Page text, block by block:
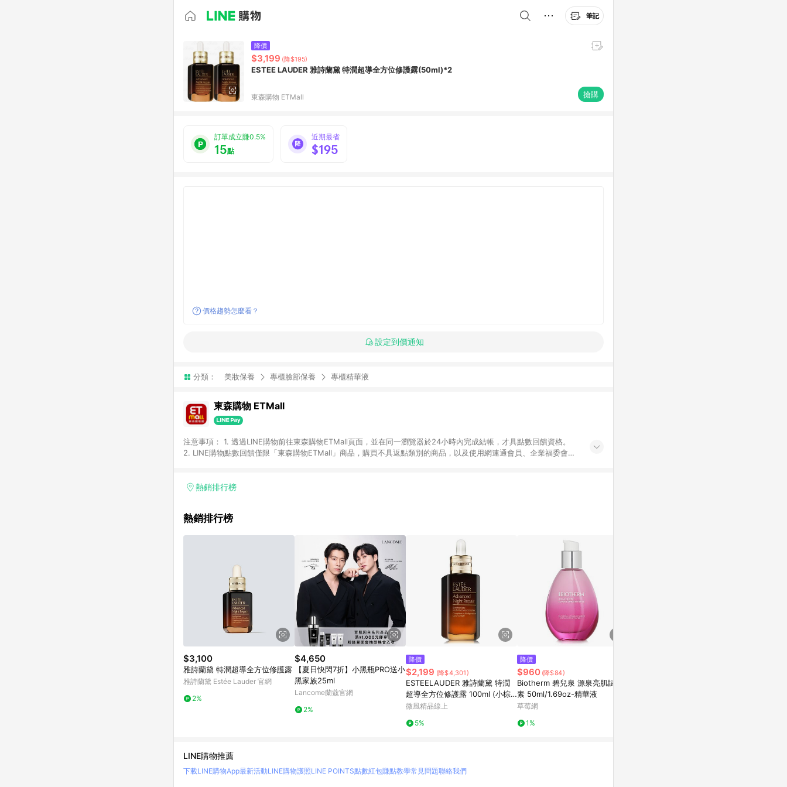
筆記
降價
$3,199 (降$195)
ESTEE LAUDER 雅詩蘭黛 特潤超導全方位修護露(50ml)*2
東森購物 ETMall 搶購
訂單成立賺0.5%
15點
近期最省
$195
價格趨勢怎麼看？
設定到價通知
分類： 美妝保養 專櫃臉部保養 專櫃精華液
東森購物 ETMall
注意事項： 1. 透過LINE購物前往東森購物ETMall頁面，並在同一瀏覽器於24小時內完成結帳，才具點數回饋資格。
2. LINE購物點數回饋僅限「東森購物ETMall」商品，購買不具返點類別的商品，以及使用網連通會員、企業福委會員
「草莓網」全館商品。 4. 如取消訂單、退貨、退款或購物中登出東森購物ETMall，將無法獲得點數回饋。 5. 點數回
面顯示為準。 7. LINE購物設有「單一商品最高回饋點數」機制(特殊活動時開放「回饋無上限」)，以同一訂單中同一
品資料更新會有時間差，如顯示之商品規格、顏色、價位、贈品與東森購物ETMall銷售網頁不符，以銷售網頁標示為
準。 9. 若有贈點爭議，請務必於訂單日期+180天以內至LINE購物客服洽詢；若超過180天(含)以上進行申訴，恕無法
贈點回饋。 10. 部分點數紅包僅限指定商品使用，或不適用於無回饋商品。各點數紅包之適用商品與使用條件請依點數
紅包頁面規則為準。
熱銷排行榜
熱銷排行榜
$3,100
雅詩蘭黛 特潤超導全方位修護露
雅詩蘭黛 Estée Lauder 官網
2%
$4,650
【夏日快閃7折】小黑瓶PRO送小
黑家族25ml
Lancome蘭蔻官網
2%
降價
$2,199 (降$4,301)
ESTEELAUDER 雅詩蘭黛 特潤
超導全方位修護露 100ml (小棕
瓶) <國際航空版>
微風精品線上
5%
降價
$960 (降$84)
Biotherm 碧兒泉 源泉亮肌賦活
素 50ml/1.69oz-精華液
草莓網
1%
LINE購物推薦
下載LINE購物App最新活動LINE購物護照LINE POINTS點數紅包賺點教學常見問題聯絡我們